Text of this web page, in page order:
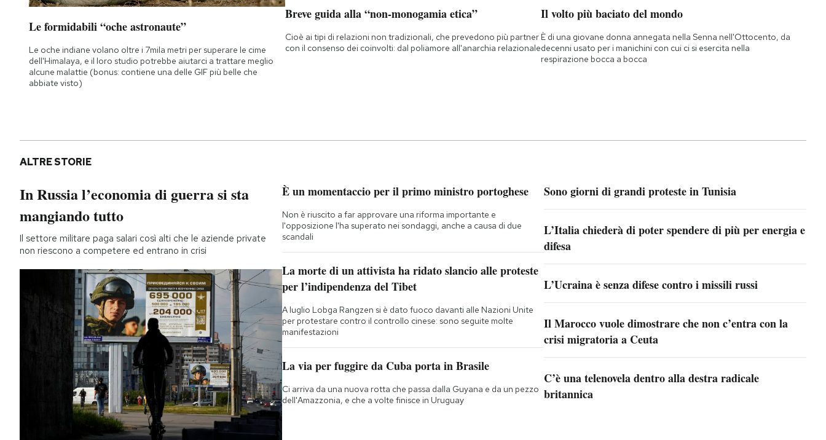
Le formidabili “oche astronaute”
Le oche indiane volano oltre i 7mila metri per superare le cime
dell'Himalaya, e il loro studio potrebbe aiutarci a trattare meglio
alcune malattie (bonus: contiene una delle GIF più belle che
abbiate visto)
Breve guida alla “non-monogamia etica”
Cioè ai tipi di relazioni non tradizionali, che prevedono più partner
con il consenso dei coinvolti: dal poliamore all'anarchia relazionale
Il volto più baciato del mondo
È di una giovane donna annegata nella Senna nell'Ottocento, da
decenni usato per i manichini con cui ci si esercita nella
respirazione bocca a bocca
ALTRE STORIE
In Russia l’economia di guerra si sta
mangiando tutto
Il settore militare paga salari così alti che le aziende private
non riescono a competere ed entrano in crisi
È un momentaccio per il primo ministro portoghese
Non è riuscito a far approvare una riforma importante e
l'opposizione l'ha superato nei sondaggi, anche a causa di due
scandali
La morte di un attivista ha ridato slancio alle proteste
per l’indipendenza del Tibet
A luglio Lobga Rangzen si è dato fuoco davanti alle Nazioni Unite
per protestare contro il controllo cinese: sono seguite molte
manifestazioni
La via per fuggire da Cuba porta in Brasile
Ci arriva da una nuova rotta che passa dalla Guyana e da un pezzo
dell'Amazzonia, e che a volte finisce in Uruguay
Sono giorni di grandi proteste in Tunisia
L’Italia chiederà di poter spendere di più per energia e
difesa
L’Ucraina è senza difese contro i missili russi
Il Marocco vuole dimostrare che non c’entra con la
crisi migratoria a Ceuta
C’è una telenovela dentro alla destra radicale
britannica